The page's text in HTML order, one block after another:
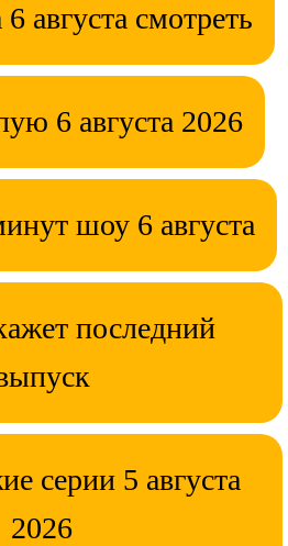
августа смотреть
6 августа 2026
шоу 6 августа
последний
серии 5 августа
2026